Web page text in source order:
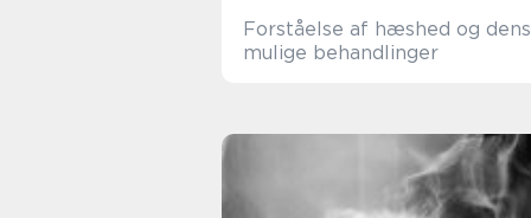
Forståelse af hæshed og dens
mulige behandlinger